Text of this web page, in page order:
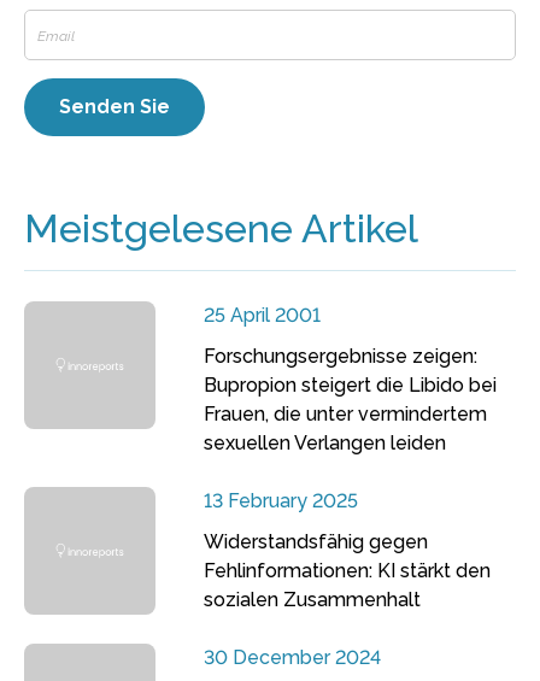
Meistgelesene Artikel
25 April 2001
Forschungsergebnisse zeigen:
Bupropion steigert die Libido bei
Frauen, die unter vermindertem
sexuellen Verlangen leiden
13 February 2025
Widerstandsfähig gegen
Fehlinformationen: KI stärkt den
sozialen Zusammenhalt
30 December 2024